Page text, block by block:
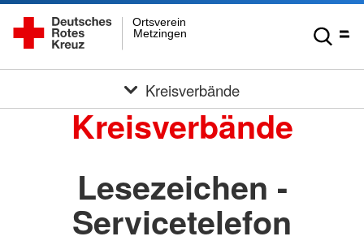
Metzingen
Ortsverein
Kreisverbände
Kreisverbände
Lesezeichen -
Servicetelefon